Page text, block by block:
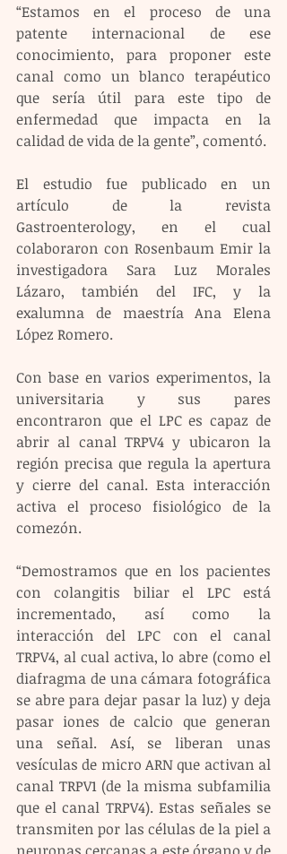
“Estamos en el proceso de una
patente internacional de ese
conocimiento, para proponer este
canal como un blanco terapéutico
que sería útil para este tipo de
enfermedad que impacta en la
calidad de vida de la gente”, comentó.
El estudio fue publicado en un
artículo de la revista
Gastroenterology, en el cual
colaboraron con Rosenbaum Emir la
investigadora Sara Luz Morales
Lázaro, también del IFC, y la
exalumna de maestría Ana Elena
López Romero.
Con base en varios experimentos, la
universitaria y sus pares
encontraron que el LPC es capaz de
abrir al canal TRPV4 y ubicaron la
región precisa que regula la apertura
y cierre del canal. Esta interacción
activa el proceso fisiológico de la
comezón.
“Demostramos que en los pacientes
con colangitis biliar el LPC está
incrementado, así como la
interacción del LPC con el canal
TRPV4, al cual activa, lo abre (como el
diafragma de una cámara fotográfica
se abre para dejar pasar la luz) y deja
pasar iones de calcio que generan
una señal. Así, se liberan unas
vesículas de micro ARN que activan al
canal TRPV1 (de la misma subfamilia
que el canal TRPV4). Estas señales se
transmiten por las células de la piel a